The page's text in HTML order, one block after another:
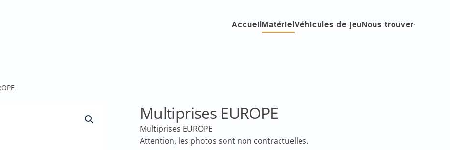
AccueilMatérielVéhicules de jeuNous trouver
Multiprises EUROPE
Multiprises EUROPE